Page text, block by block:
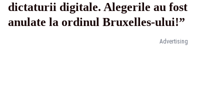
Advertising
dictaturii digitale. Alegerile au fost
anulate la ordinul Bruxelles-ului!”